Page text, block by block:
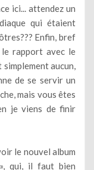
ici... attendez un
qui étaient
Enfin, bref
le rapport avec le
aucun,
de se servir un
mais vous êtes
je viens de finir
le nouvel album
», qui, il faut bien